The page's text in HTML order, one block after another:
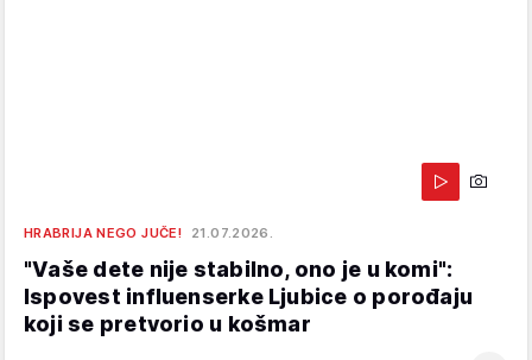
HRABRIJA NEGO JUČE! 21.07.2026.
"Vaše dete nije stabilno, ono je u komi":
Ispovest influenserke Ljubice o porođaju
koji se pretvorio u košmar